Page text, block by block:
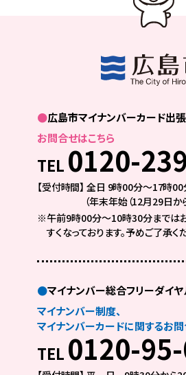
●広島市マイナンバーカード出
お問合せはこちら
TEL 0120-
【受付時間】 全日 9時00分～17時
（年末年始（12月29日から1
※午前9時00分〜10時30分までは
すくなっております。予めご了承く
●マイナンバー総合フリーダイ
マイナンバー制度、
マイナンバーカードに関するお問
TEL 0120-